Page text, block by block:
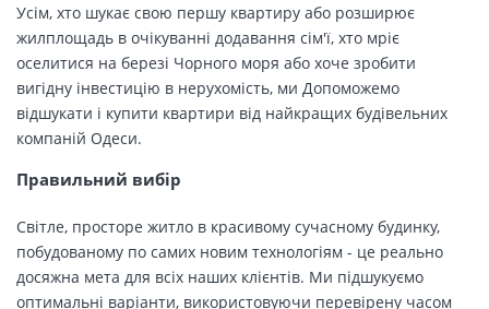
Усім, хто шукає свою першу квартиру або розширює
жилплощадь в очікуванні додавання сім'ї, хто мріє
оселитися на березі Чорного моря або хоче зробити
вигідну інвестицію в нерухомість, ми Допоможемо
відшукати і купити квартири від найкращих будівельних
компаній Одеси.
Правильний вибір
Світле, просторе житло в красивому сучасному будинку,
побудованому по самих новим технологіям - це реально
досяжна мета для всіх наших клієнтів. Ми підшукуємо
оптимальні варіанти, використовуючи перевірену часом